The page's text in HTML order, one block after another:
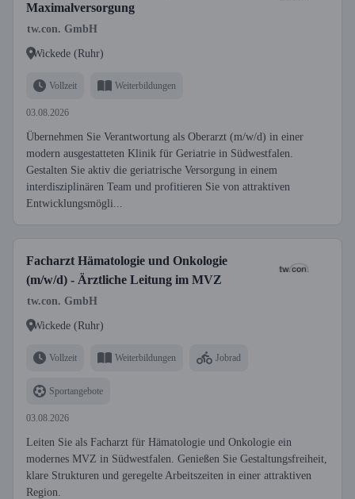
Maximalversorgung
tw.con. GmbH
Wickede (Ruhr)
Vollzeit Weiterbildungen
03.08.2026
Übernehmen Sie Verantwortung als Oberarzt (m/w/d) in einer
modern ausgestatteten Klinik für Geriatrie in Südwestfalen.
Gestalten Sie aktiv die geriatrische Versorgung in einem
interdisziplinären Team und profitieren Sie von attraktiven
Entwicklungsmögli...
Facharzt Hämatologie und Onkologie
(m/w/d) - Ärztliche Leitung im MVZ
tw.con. GmbH
Wickede (Ruhr)
Vollzeit Weiterbildungen Jobrad
Sportangebote
03.08.2026
Leiten Sie als Facharzt für Hämatologie und Onkologie ein
modernes MVZ in Südwestfalen. Genießen Sie Gestaltungsfreiheit,
klare Strukturen und geregelte Arbeitszeiten in einer attraktiven
Region.